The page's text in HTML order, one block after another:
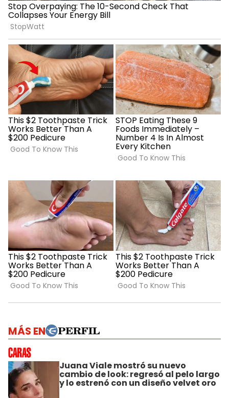
MÁS EN
Juana Viale mostró su nuevo
cambio de look: regresó al pelo largo
y lo estrenó con un diseño velvet oro